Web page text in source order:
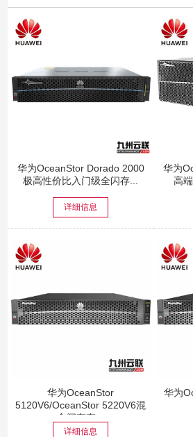
华为OceanStor Dorado 2000
极高性价比入门级全闪存...
详细信息
华为
高
华为OceanStor
5120V6/OceanStor 5220V6混
合闪存存...
详细信息
华为